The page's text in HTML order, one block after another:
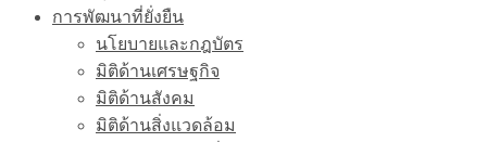
การพัฒนาที่ยั่งยืน
นโยบายและกฎบัตร
มิติด้านเศรษฐกิจ
มิติด้านสังคม
มิติด้านสิ่งแวดล้อม